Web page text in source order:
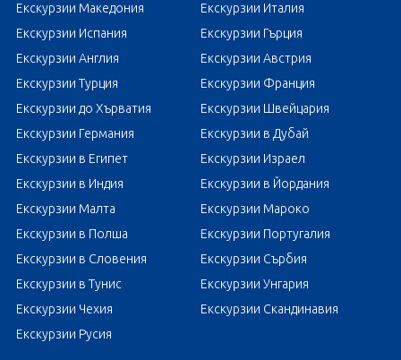
Екскурзии Македония
Екскурзии Италия
Екскурзии Испания
Екскурзии Гърция
Екскурзии Англия
Екскурзии Австрия
Екскурзии Турция
Екскурзии Франция
Екскурзии до Хърватия
Екскурзии Швейцария
Екскурзии Германия
Екскурзии в Дубай
Екскурзии в Египет
Екскурзии Израел
Екскурзии в Индия
Екскурзии в Йордания
Екскурзии Малта
Екскурзии Мароко
Екскурзии в Полша
Екскурзии Португалия
Екскурзии в Словения
Екскурзии Сърбия
Екскурзии в Тунис
Екскурзии Унгария
Екскурзии Чехия
Екскурзии Скандинавия
Екскурзии Русия